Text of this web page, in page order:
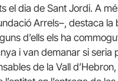
el dia de Sant Jordi. A
Arrels–, destaca
d’ells els ha
i van demanar si seria
de la Vall